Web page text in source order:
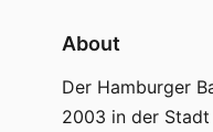
About
Der Hamburger
2003 in der Stadt